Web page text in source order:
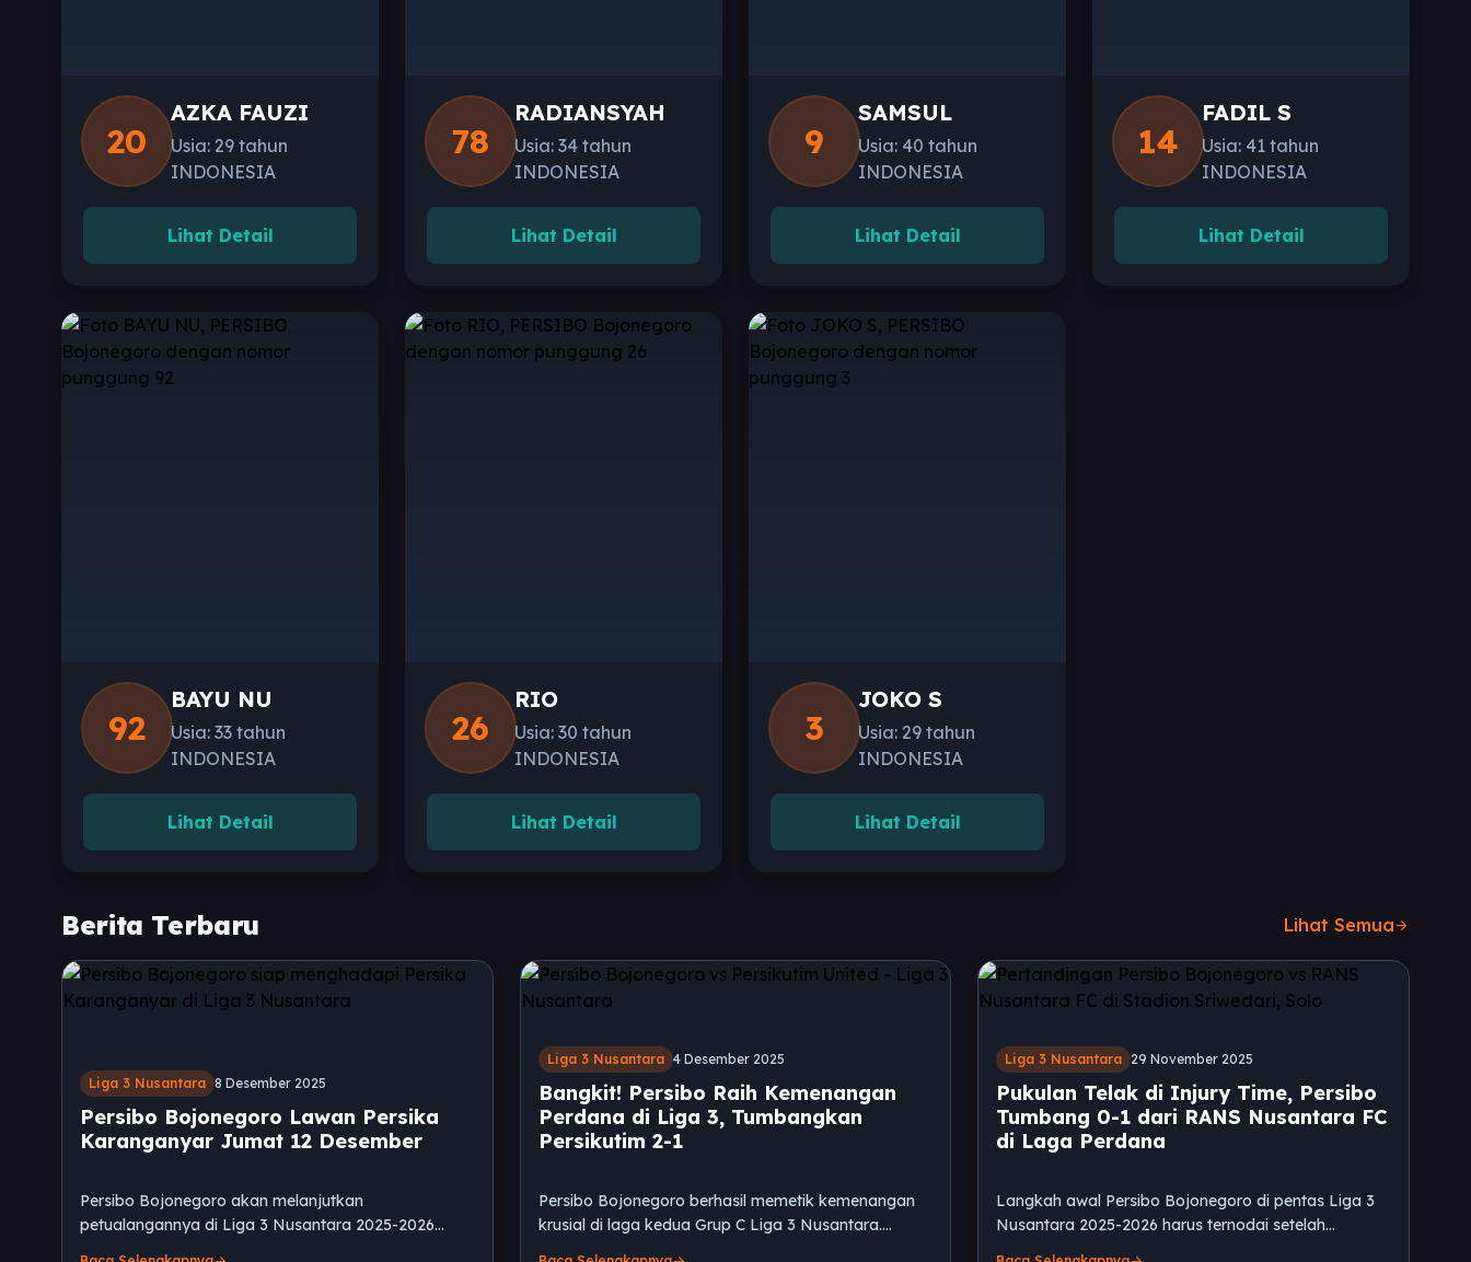
20
AZKA FAUZI
Usia: 29 tahun
INDONESIA
Lihat Detail
78
RADIANSYAH
Usia: 34 tahun
INDONESIA
Lihat Detail
9
SAMSUL
Usia: 40 tahun
INDONESIA
Lihat Detail
14
FADIL S
Usia: 41 tahun
INDONESIA
Lihat Detail
92
BAYU NU
Usia: 33 tahun
INDONESIA
Lihat Detail
26
RIO
Usia: 30 tahun
INDONESIA
Lihat Detail
3
JOKO S
Usia: 29 tahun
INDONESIA
Lihat Detail
Berita Terbaru Lihat Semuaarrow_forward
Liga 3 Nusantara 8 Desember 2025
Persibo Bojonegoro Lawan Persika
Karanganyar Jumat 12 Desember
Persibo Bojonegoro akan melanjutkan
petualangannya di Liga 3 Nusantara 2025-2026
Liga 3 Nusantara 4 Desember 2025
Bangkit! Persibo Raih Kemenangan
Perdana di Liga 3, Tumbangkan
Persikutim 2-1
Persibo Bojonegoro berhasil memetik kemenangan
krusial di laga kedua Grup C Liga 3 Nusantara.
Liga 3 Nusantara 29 November 2025
Pukulan Telak di Injury Time, Persibo
Tumbang 0-1 dari RANS Nusantara FC
di Laga Perdana
Langkah awal Persibo Bojonegoro di pentas Liga 3
Nusantara 2025-2026 harus ternodai setelah